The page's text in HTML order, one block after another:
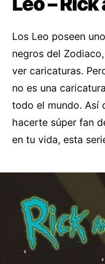
Los Leo poseen
negros del
ver caricaturas.
no es una
todo el mundo. Así
hacerte súper fan
en tu vida, esta